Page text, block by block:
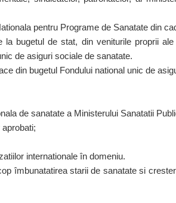
pentru Programe de Sanatate din
bugetul de stat, din veniturile proprii
de asiguri sociale de sanatate.
din bugetul Fondului national unic de
de sanatate a Ministerului Sanatatii
internationale în domeniu.
îmbunatatirea starii de sanatate si